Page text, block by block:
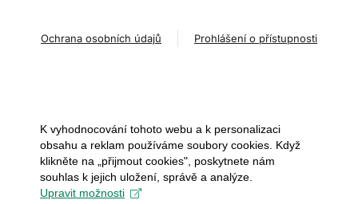
Ochrana osobních údajů Prohlášení o přístupnosti
K vyhodnocování tohoto webu a k personalizaci
obsahu a reklam používáme soubory cookies. Když
klikněte na „přijmout cookies", poskytnete nám
souhlas k jejich uložení, správě a analýze.
Upravit možnosti